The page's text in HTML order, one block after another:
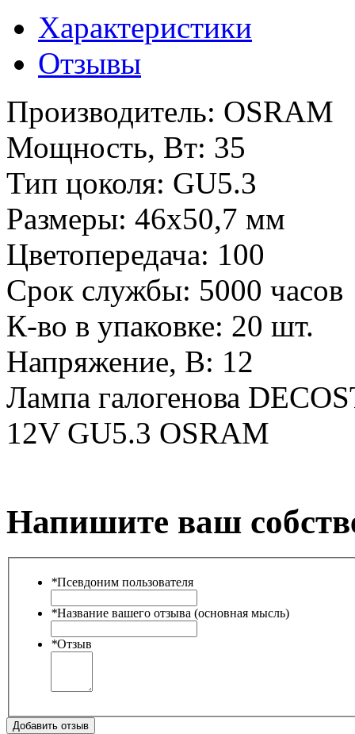
Характеристики
Отзывы
Производитель: OSRAM
Мощность, Вт: 35
Тип цоколя: GU5.3
Размеры: 46x50,7 мм
Цветопередача: 100
Срок службы: 5000 часов
К-во в упаковке: 20 шт.
Напряжение, В: 12
Лампа галогенова
12V GU5.3 OSRAM
Напишите ваш
*Псевдоним пользователя
*Название вашего отзыва (основная мысль)
*Отзыв
Добавить отзыв